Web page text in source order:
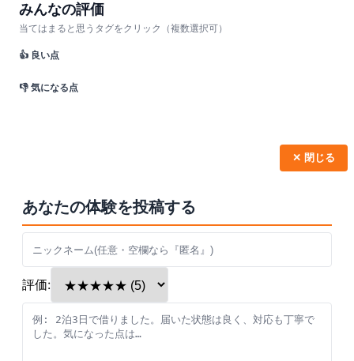
みんなの評価
当てはまると思うタグをクリック（複数選択可）
👍 良い点
👎 気になる点
✕ 閉じる
あなたの体験を投稿する
評価: